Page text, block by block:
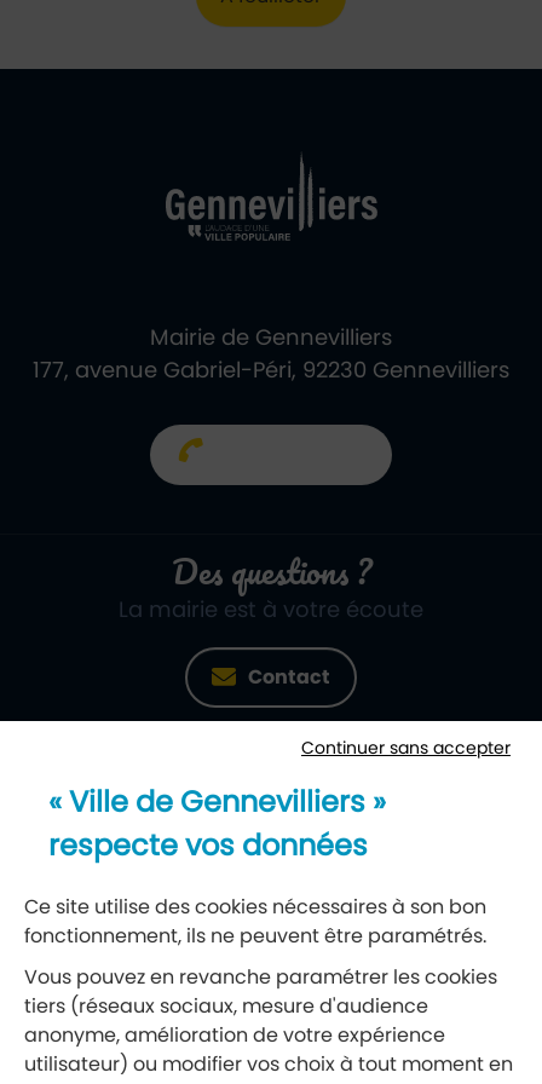
Mairie de Gennevilliers
177, avenue Gabriel-Péri, 92230 Gennevilliers
Des questions ?
La mairie est à votre écoute
Contact
Newsletter
Réseaux sociaux
Suivez-nous
Continuer sans accepter
« Ville de Gennevilliers »
respecte vos données
Ce site utilise des cookies nécessaires à son bon
fonctionnement, ils ne peuvent être paramétrés.
Vous pouvez en revanche paramétrer les cookies
tiers (réseaux sociaux, mesure d'audience
anonyme, amélioration de votre expérience
utilisateur) ou modifier vos choix à tout moment en